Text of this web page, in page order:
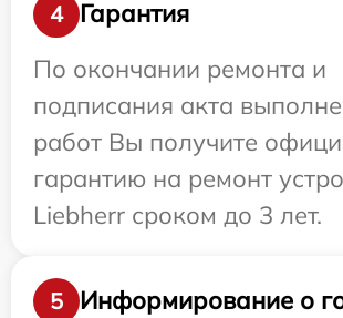
4
Гарантия
По окончании ремонта и
подписания акта
работ Вы получите
гарантию на ремонт
Liebherr сроком до 3 лет.
5
Информирование о